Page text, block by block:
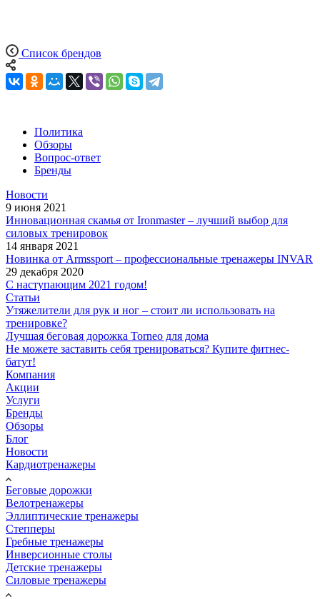
Список брендов
Политика
Обзоры
Вопрос-ответ
Бренды
Новости
9 июня 2021
Инновационная скамья от Ironmaster – лучший выбор для
силовых тренировок
14 января 2021
Новинка от Armssport – профессиональные тренажеры INVAR
29 декабря 2020
С наступающим 2021 годом!
Статьи
Утяжелители для рук и ног – стоит ли использовать на
тренировке?
Лучшая беговая дорожка Torneo для дома
Не можете заставить себя тренироваться? Купите фитнес-
батут!
Компания
Акции
Услуги
Бренды
Обзоры
Блог
Новости
Кардиотренажеры
Беговые дорожки
Велотренажеры
Эллиптические тренажеры
Степперы
Гребные тренажеры
Инверсионные столы
Детские тренажеры
Силовые тренажеры